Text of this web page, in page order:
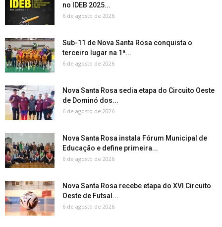
no IDEB 2025...
6 de agosto de 2026
Sub-11 de Nova Santa Rosa conquista o
terceiro lugar na 1ª...
6 de agosto de 2026
Nova Santa Rosa sedia etapa do Circuito Oeste
de Dominó dos...
6 de agosto de 2026
Nova Santa Rosa instala Fórum Municipal de
Educação e define primeira...
6 de agosto de 2026
Nova Santa Rosa recebe etapa do XVI Circuito
Oeste de Futsal...
6 de agosto de 2026